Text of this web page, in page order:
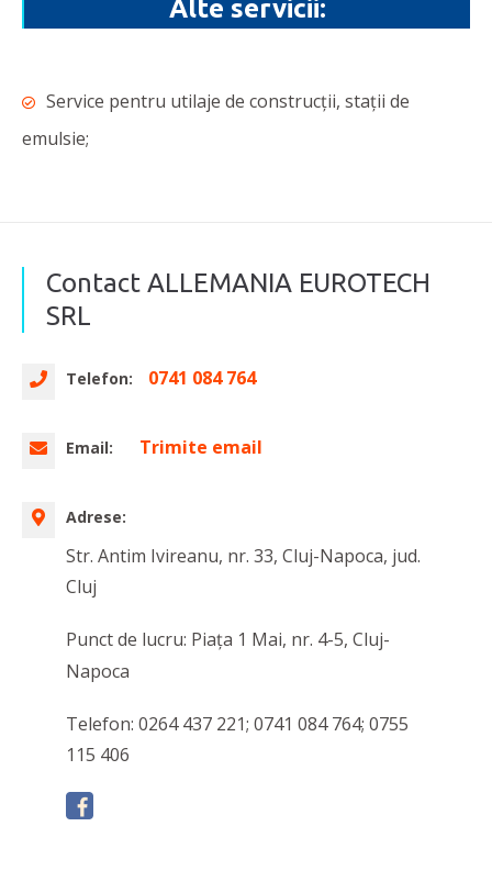
Alte servicii:
Service pentru utilaje de construcții, stații de
emulsie;
Contact ALLEMANIA EUROTECH
SRL
Telefon: 0741 084 764
Email: Trimite email
Adrese:
Str. Antim Ivireanu, nr. 33, Cluj-Napoca, jud.
Cluj
Punct de lucru: Piața 1 Mai, nr. 4-5, Cluj-
Napoca
Telefon: 0264 437 221; 0741 084 764; 0755
115 406